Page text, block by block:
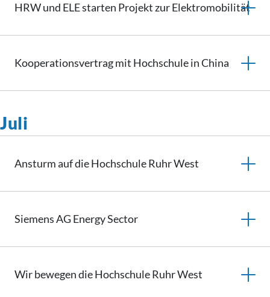
HRW und ELE starten Projekt zur Elektromobilität
Kooperationsvertragmit Hochschule in China
Juli
Ansturm auf die Hochschule Ruhr West
Siemens AG Energy Sector
Wir bewegen die Hochschule Ruhr West